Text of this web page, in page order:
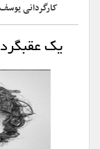
کارگردانی
یک